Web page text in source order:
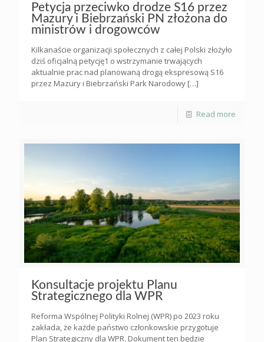
Petycja przeciwko drodze S16 przez
Mazury i Biebrzański PN złożona do
ministrów i drogowców
Kilkanaście organizacji społecznych z całej Polski złożyło
dziś oficjalną petycję1 o wstrzymanie trwających
aktualnie prac nad planowaną drogą ekspresową S16
przez Mazury i Biebrzański Park Narodowy […]
Read more
Konsultacje projektu Planu
Strategicznego dla WPR
Reforma Wspólnej Polityki Rolnej (WPR) po 2023 roku
zakłada, że każde państwo członkowskie przygotuje
Plan Strategiczny dla WPR. Dokument ten będzie